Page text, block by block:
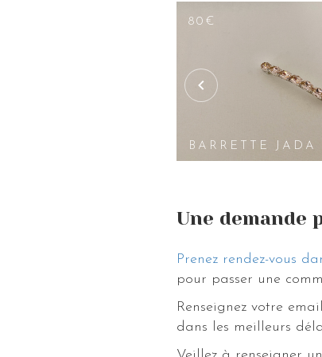
LORETTA
110€75€
LOUISE
80€
BARRETTE JADA
Une demande
Prenez rendez-vous
pour passer une
Renseignez votre
dans les meilleurs